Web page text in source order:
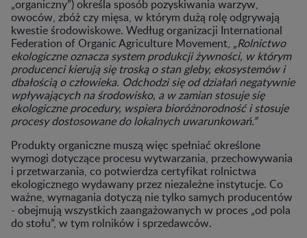
„organiczny”) określa sposób pozyskiwania warzyw,
owoców, zbóż czy mięsa, w którym dużą rolę odgrywają
kwestie środowiskowe. Według organizacji International
Federation of Organic Agriculture Movement, „Rolnictwo
ekologiczne oznacza system produkcji żywności, w którym
producenci kierują się troską o stan gleby, ekosystemów i
dbałością o człowieka. Odchodzi się od działań negatywnie
wpływających na środowisko, a w zamian stosuje się
ekologiczne procedury, wspiera bioróżnorodność i stosuje
procesy dostosowane do lokalnych uwarunkowań.”
Produkty organiczne muszą więc spełniać określone
wymogi dotyczące procesu wytwarzania, przechowywania
i przetwarzania, co potwierdza certyfikat rolnictwa
ekologicznego wydawany przez niezależne instytucje. Co
ważne, wymagania dotyczą nie tylko samych producentów
- obejmują wszystkich zaangażowanych w proces „od pola
do stołu”, w tym rolników i sprzedawców.